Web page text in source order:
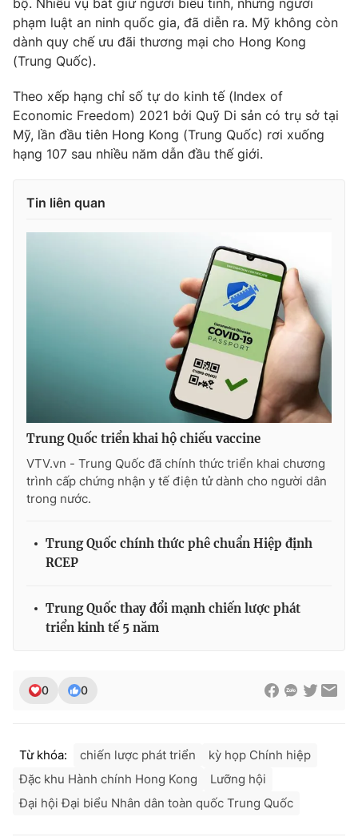
phạm luật an ninh quốc gia, đã diễn ra. Mỹ không còn
dành quy chế ưu đãi thương mại cho Hong Kong
(Trung Quốc).
Theo xếp hạng chỉ số tự do kinh tế (Index of
Economic Freedom) 2021 bởi Quỹ Di sản có trụ sở tại
Mỹ, lần đầu tiên Hong Kong (Trung Quốc) rơi xuống
hạng 107 sau nhiều năm dẫn đầu thế giới.
Tin liên quan
Trung Quốc triển khai hộ chiếu vaccine
VTV.vn - Trung Quốc đã chính thức triển khai chương
trình cấp chứng nhận y tế điện tử dành cho người dân
trong nước.
Trung Quốc chính thức phê chuẩn Hiệp định
RCEP
Trung Quốc thay đổi mạnh chiến lược phát
triển kinh tế 5 năm
0 0
Từ khóa: chiến lược phát triển
kỳ họp Chính hiệp
Đặc khu Hành chính Hong Kong
Lưỡng hội
Đại hội Đại biểu Nhân dân toàn quốc Trung Quốc